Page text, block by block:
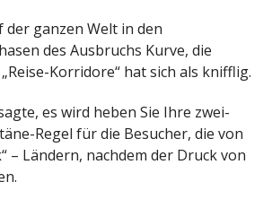
ganzen Welt in den
des Ausbruchs Kurve, die
Korridore“ hat sich als knifflig.
es wird heben Sie Ihre zwei-
Regel für die Besucher, die von
– Ländern, nachdem der Druck von